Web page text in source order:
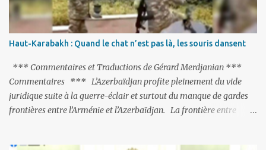
à l’UE si la peine de mort est rétablie ; Et des menaces non voilées
envers les Etats-Unis : «Si Gülen n'est pas extradé, les États-Unis
sacrifieront les relations bilatérales à cause de ce terroriste» , a
prévenu le ministre turc de la Justice, Bekir Bozdag.
Haut-Karabakh : Quand le chat n’est pas là, les souris dansent
*** Commentaires et Traductions de Gérard Merdjanian ***
Commentaires *** L’Azerbaïdjan profite pleinement du vide
juridique suite à la guerre-éclair et surtout du manque de gardes
frontières entre l’Arménie et l’Azerbaïdjan. La frontière entre